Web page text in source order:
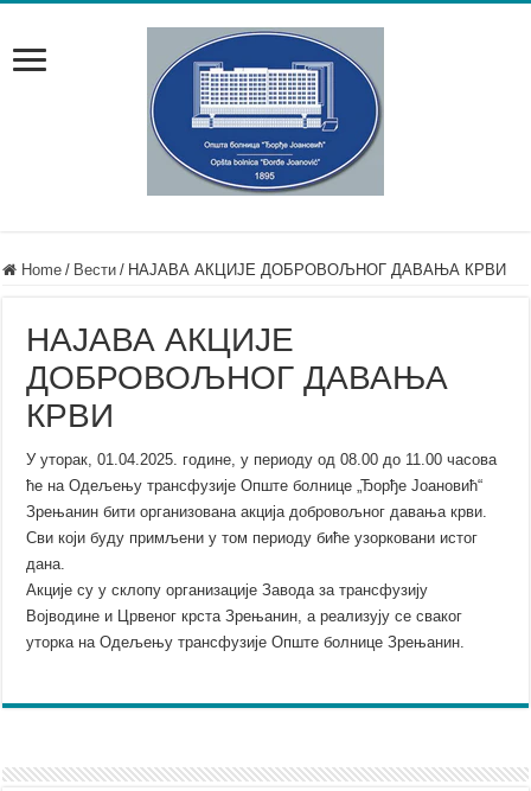
Home / Вести / НАЈАВА АКЦИЈЕ ДОБРОВОЉНОГ ДАВАЊА КРВИ
НАЈАВА АКЦИЈЕ
ДОБРОВОЉНОГ ДАВАЊА
КРВИ
У уторак, 01.04.2025. године, у периоду од 08.00 до 11.00 часова
ће на Одељењу трансфузије Опште болнице „Ђорђе Јоановић“
Зрењанин бити организована акција добровољног давања крви.
Сви који буду примљени у том периоду биће узорковани истог
дана.
Акције су у склопу организације Завода за трансфузију
Војводине и Црвеног крста Зрењанин, a реализују се сваког
уторка на Одељењу трансфузије Опште болнице Зрењанин.